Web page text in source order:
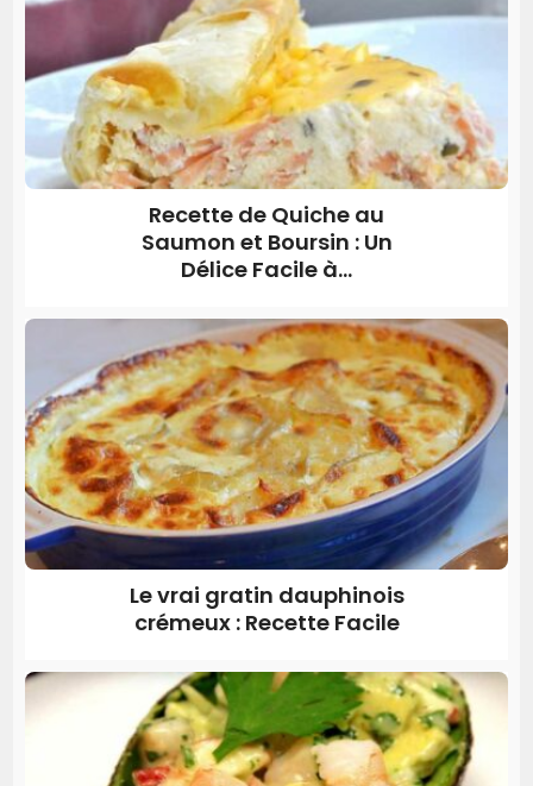
Recette de Quiche au
Saumon et Boursin : Un
Délice Facile à...
Le vrai gratin dauphinois
crémeux : Recette Facile